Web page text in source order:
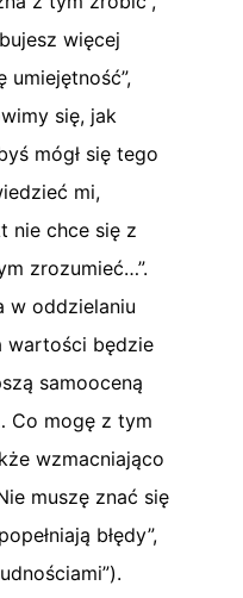
więcej
się, jak
mógł się tego
mi,
nie chce się z
zrozumieć…”.
w oddzielaniu
wartości będzie
samooceną
Co mogę z tym
wzmacniająco
muszę znać się
błędy”,